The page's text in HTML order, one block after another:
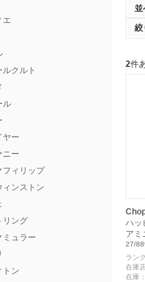
並
絞
2件
ハッ
アミ
27/
ラン
在庫
在庫：
エ
ルクルト
ル
ヤー
ニー
フィリップ
ィンストン
リング
ミュラー
トン